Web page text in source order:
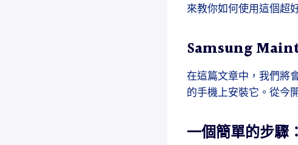
來教你如何使用這個超
Samsung
在這篇文章中，我們將
的手機上安裝它。從今
一個簡單的步